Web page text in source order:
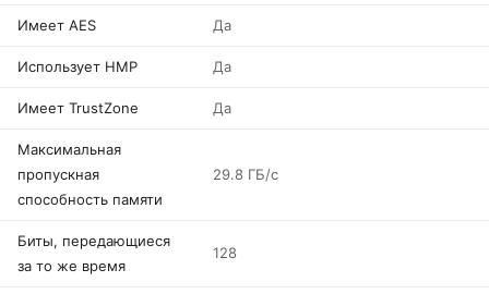
Имеет AES Да
Использует HMP Да
Имеет TrustZone Да
Максимальная
пропускная
способность памяти
29.8 ГБ/с
Биты, передающиеся
за то же время
128